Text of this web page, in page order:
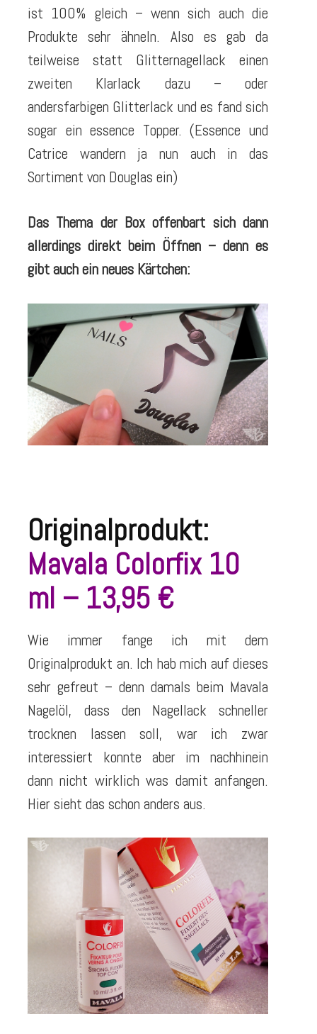
ist 100% gleich – wenn sich auch die
Produkte sehr ähneln. Also es gab da
teilweise statt Glitternagellack einen
zweiten Klarlack dazu – oder
andersfarbigen Glitterlack und es fand sich
sogar ein essence Topper. (Essence und
Catrice wandern ja nun auch in das
Sortiment von Douglas ein)
Das Thema der Box offenbart sich dann
allerdings direkt beim Öffnen – denn es
gibt auch ein neues Kärtchen:
Originalprodukt:
Mavala Colorfix 10
ml – 13,95 €
Wie immer fange ich mit dem
Originalprodukt an. Ich hab mich auf dieses
sehr gefreut – denn damals beim Mavala
Nagelöl, dass den Nagellack schneller
trocknen lassen soll, war ich zwar
interessiert konnte aber im nachhinein
dann nicht wirklich was damit anfangen.
Hier sieht das schon anders aus.